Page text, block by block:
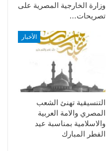
وزارة الخارجية المصرية على
تصريحات…
الأخبار
التنسيقية تهنئ الشعب
المصري والامة العربية
والاسلامية بمناسبة عيد
الفطر المبارك